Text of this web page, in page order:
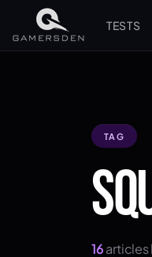
TESTS
TAG
16articles